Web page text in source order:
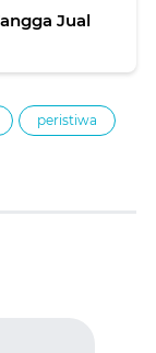
Jual
peristiwa